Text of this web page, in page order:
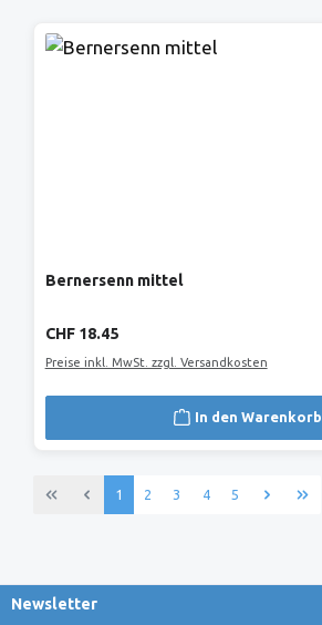
Bernersenn mittel
Regulärer Preis:
CHF 18.45
Preise inkl. MwSt. zzgl. Versandkosten
In den Warenkorb
Seite
1 Seite
2 Seite
3 Seite
4 Seite
5
Newsletter